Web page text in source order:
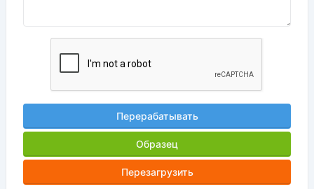
Перерабатывать
Образец
Перезагрузить